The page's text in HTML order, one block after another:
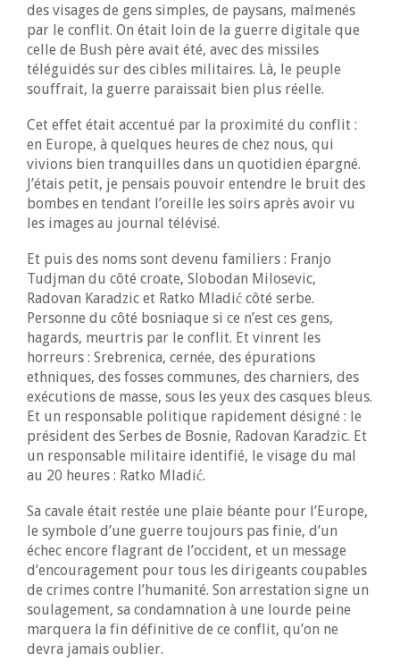
des visages de gens simples, de paysans, malmenés
par le conflit. On était loin de la guerre digitale que
celle de Bush père avait été, avec des missiles
téléguidés sur des cibles militaires. Là, le peuple
souffrait, la guerre paraissait bien plus réelle.
Cet effet était accentué par la proximité du conflit :
en Europe, à quelques heures de chez nous, qui
vivions bien tranquilles dans un quotidien épargné.
J’étais petit, je pensais pouvoir entendre le bruit des
bombes en tendant l’oreille les soirs après avoir vu
les images au journal télévisé.
Et puis des noms sont devenu familiers : Franjo
Tudjman du côté croate, Slobodan Milosevic,
Radovan Karadzic et Ratko Mladić côté serbe.
Personne du côté bosniaque si ce n’est ces gens,
hagards, meurtris par le conflit. Et vinrent les
horreurs : Srebrenica, cernée, des épurations
ethniques, des fosses communes, des charniers, des
exécutions de masse, sous les yeux des casques bleus.
Et un responsable politique rapidement désigné : le
président des Serbes de Bosnie, Radovan Karadzic. Et
un responsable militaire identifié, le visage du mal
au 20 heures : Ratko Mladić.
Sa cavale était restée une plaie béante pour l’Europe,
le symbole d’une guerre toujours pas finie, d’un
échec encore flagrant de l’occident, et un message
d’encouragement pour tous les dirigeants coupables
de crimes contre l’humanité. Son arrestation signe un
soulagement, sa condamnation à une lourde peine
marquera la fin définitive de ce conflit, qu’on ne
devra jamais oublier.